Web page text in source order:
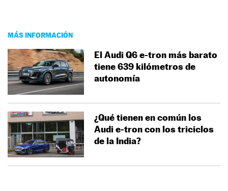
MÁS INFORMACIÓN
El Audi Q6 e-tron más barato
tiene 639 kilómetros de
autonomía
¿Qué tienen en común los
Audi e-tron con los triciclos
de la India?